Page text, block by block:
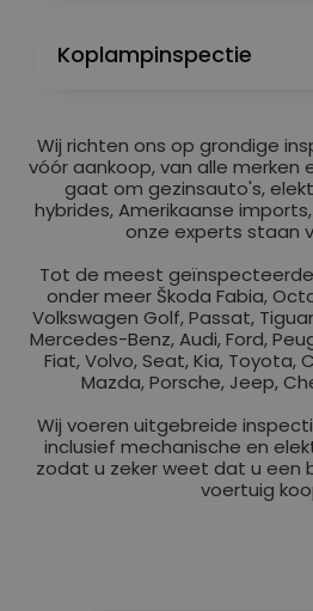
Koplampinspectie
Wij richten ons op grondige
vóór aankoop, van alle merken
gaat om gezinsauto's,
hybrides, Amerikaanse
onze experts staan
Tot de meest
onder meer Škoda Fabia,
Volkswagen Golf, Passat,
Mercedes-Benz, Audi, Ford,
Fiat, Volvo, Seat, Kia, Toyota,
Mazda, Porsche, Jeep,
Wij voeren uitgebreide
inclusief mechanische en
zodat u zeker weet dat u een
voertuig